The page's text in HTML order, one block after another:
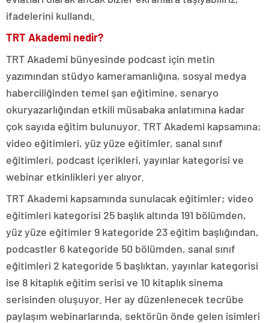
ifadelerini kullandı.
TRT Akademi nedir?
TRT Akademi bünyesinde podcast için metin
yazımından stüdyo kameramanlığına, sosyal medya
haberciliğinden temel şan eğitimine, senaryo
okuryazarlığından etkili müsabaka anlatımına kadar
çok sayıda eğitim bulunuyor. TRT Akademi kapsamına;
video eğitimleri, yüz yüze eğitimler, sanal sınıf
eğitimleri, podcast içerikleri, yayınlar kategorisi ve
webinar etkinlikleri yer alıyor.
TRT Akademi kapsamında sunulacak eğitimler; video
eğitimleri kategorisi 25 başlık altında 191 bölümden,
yüz yüze eğitimler 9 kategoride 23 eğitim başlığından,
podcastler 6 kategoride 50 bölümden, sanal sınıf
eğitimleri 2 kategoride 5 başlıktan, yayınlar kategorisi
ise 8 kitaplık eğitim serisi ve 10 kitaplık sinema
serisinden oluşuyor. Her ay düzenlenecek tecrübe
paylaşım webinarlarında, sektörün önde gelen isimleri